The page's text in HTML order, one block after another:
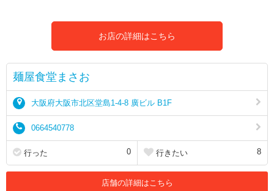
お店の詳細はこちら
麺屋食堂まさお
大阪府大阪市北区堂島1-4-8 廣ビル B1F
0664540778
行った 0 行きたい 8
店舗の詳細はこちら